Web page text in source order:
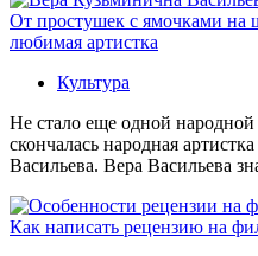
От простушек с ямочками на
любимая артистка
Культура
Не стало еще одной
скончалась народная
Васильева. Вера Васильева
Как написать рецензию на